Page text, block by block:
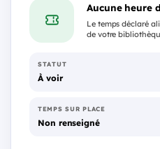
Aucune heure
Le temps déclaré
de votre
STATUT
À voir
TEMPS SUR PLACE
Non renseigné